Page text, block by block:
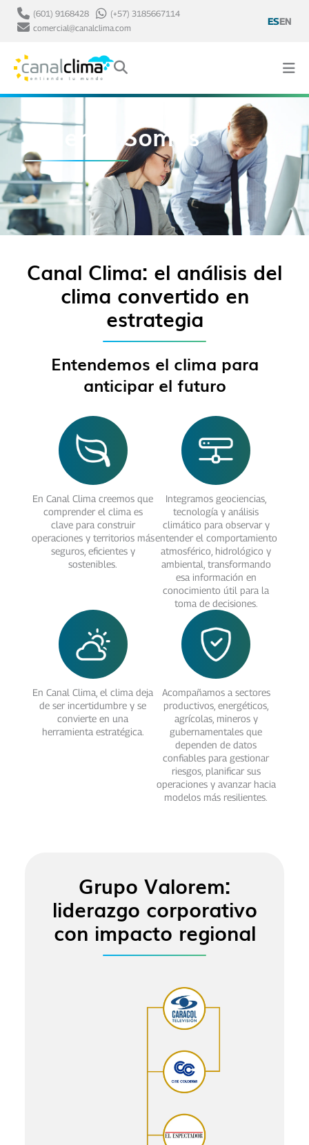
(601) 9168428
(+57) 3185667114
comercial@canalclima.com
ESEN
Quienes Somos
Canal Clima: el análisis del
clima convertido en
estrategia
Entendemos el clima para
anticipar el futuro
En Canal Clima creemos que
comprender el clima es
clave para construir
operaciones y territorios más
seguros, eficientes y
sostenibles.
Integramos geociencias,
tecnología y análisis
climático para observar y
entender el comportamiento
atmosférico, hidrológico y
ambiental, transformando
esa información en
conocimiento útil para la
toma de decisiones.
En Canal Clima, el clima deja
de ser incertidumbre y se
convierte en una
herramienta estratégica.
Acompañamos a sectores
productivos, energéticos,
agrícolas, mineros y
gubernamentales que
dependen de datos
confiables para gestionar
riesgos, planificar sus
operaciones y avanzar hacia
modelos más resilientes.
Grupo Valorem:
liderazgo corporativo
con impacto regional